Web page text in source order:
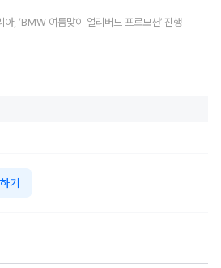
, ‘BMW 여름맞이 얼리버드 프로모션’ 진행
기